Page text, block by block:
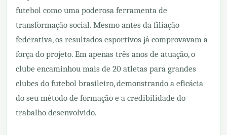
futebol como uma poderosa ferramenta de
transformação social. Mesmo antes da filiação
federativa, os resultados esportivos já comprovavam a
força do projeto. Em apenas três anos de atuação, o
clube encaminhou mais de 20 atletas para grandes
clubes do futebol brasileiro, demonstrando a eficácia
do seu método de formação e a credibilidade do
trabalho desenvolvido.